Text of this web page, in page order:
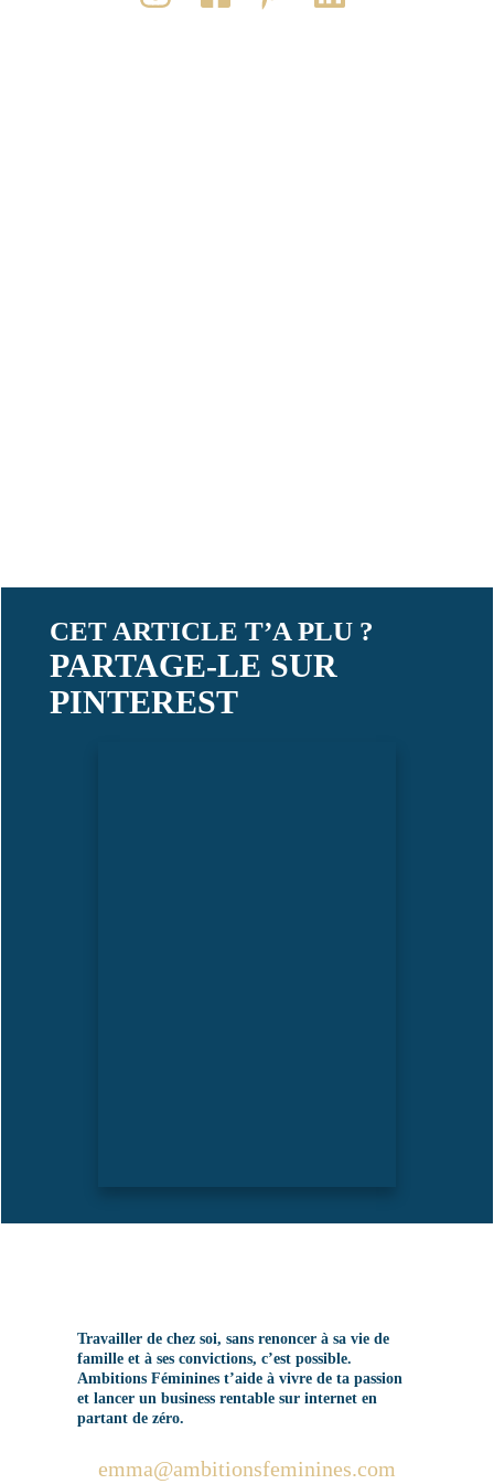
CET ARTICLE T’A PLU ?
PARTAGE-LE SUR
PINTEREST
Travailler de chez soi, sans renoncer à sa vie de
famille et à ses convictions, c’est possible.
Ambitions Féminines t’aide à vivre de ta passion
et lancer un business rentable sur internet en
partant de zéro.
emma@ambitionsfeminines.com